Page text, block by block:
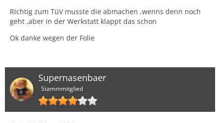
Richtig zum TüV musste die abmachen ,wenns denn noch
geht ,aber in der Werkstatt klappt das schon
Ok danke wegen der Folie
Supernasenbaer
Stammmitglied